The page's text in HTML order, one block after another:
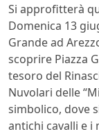
Si approfitterà
Domenica 13
Grande ad
scoprire Piazza
tesoro del
Nuvolari delle
simbolico, dove
antichi cavalli e